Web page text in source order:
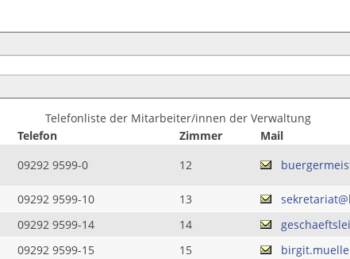
Telefonliste der Mitarbeiter/innen der Verwaltung
Telefon Zimmer
Mail
09292 9599-0 12
09292 9599-10 13
09292 9599-14 14
09292 9599-15 15